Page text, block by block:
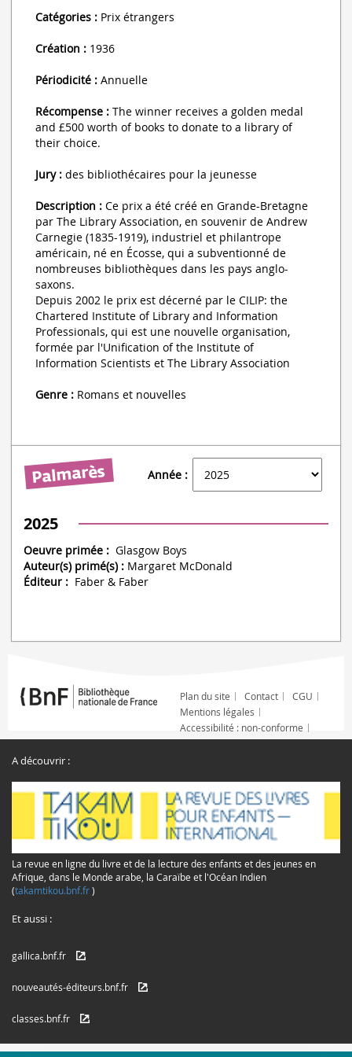
Catégories : Prix étrangers
Création : 1936
Périodicité : Annuelle
Récompense : The winner receives a golden medal
and £500 worth of books to donate to a library of
their choice.
Jury : des bibliothécaires pour la jeunesse
Description : Ce prix a été créé en Grande-Bretagne
par The Library Association, en souvenir de Andrew
Carnegie (1835-1919), industriel et philantrope
américain, né en Écosse, qui a subventionné de
nombreuses bibliothèques dans les pays anglo-
saxons.
Depuis 2002 le prix est décerné par le CILIP: the
Chartered Institute of Library and Information
Professionals, qui est une nouvelle organisation,
formée par l'Unification of the Institute of
Information Scientists et The Library Association
Genre : Romans et nouvelles
Année :
2025
Oeuvre primée : Glasgow Boys
Auteur(s) primé(s) : Margaret McDonald
Éditeur : Faber & Faber
Plan du site Contact
CGU
Mentions légales
Accessibilité : non-conforme
A découvrir :
La revue en ligne du livre et de la lecture des enfants et des jeunes en
Afrique, dans le Monde arabe, la Caraïbe et l'Océan Indien
(takamtikou.bnf.fr)
Et aussi :
gallica.bnf.fr
nouveautés-éditeurs.bnf.fr
classes.bnf.fr
© Copyrights 2016 /Mentions légales